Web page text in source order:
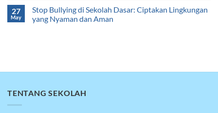
27
May
Stop Bullying di Sekolah Dasar: Ciptakan Lingkungan
yang Nyaman dan Aman
TENTANG SEKOLAH